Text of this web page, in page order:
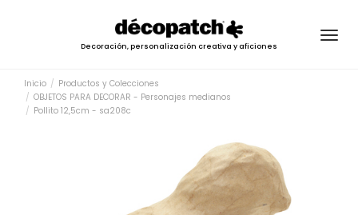
Decoración, personalización creativa y aficiones
Inicio
Productos y Colecciones
OBJETOS PARA DECORAR - Personajes medianos
Pollito 12,5cm - sa208c